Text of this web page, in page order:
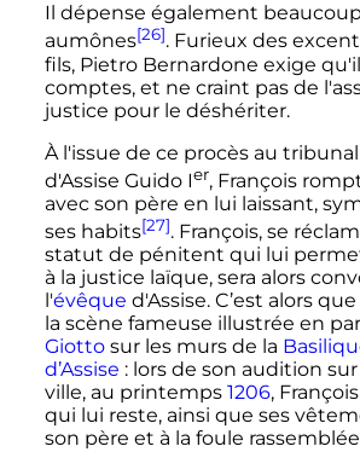
Il dépense également
aumônes[26]. Furieux des
fils, Pietro Bernardone exige
comptes, et ne craint pas de
justice pour le déshériter.
À l'issue de ce procès au
d'Assise Guido Ier, François
avec son père en lui laissant,
ses habits[27]. François, se
statut de pénitent qui lui
à la justice laïque, sera alors
l'évêque d'Assise. C’est alors
la scène fameuse illustrée en
Giottosur les murs de la
d’Assise : lors de son audition
ville, au printemps 1206,
qui lui reste, ainsi que ses
son père et à la foule rassemblée